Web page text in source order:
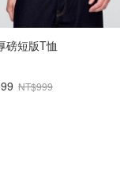
磅短版T恤
NT$999